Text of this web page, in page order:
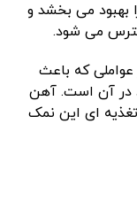
بهبود می بخشد و
می شود.
عواملی که باعث
در آن است. آهن
ای این نمک